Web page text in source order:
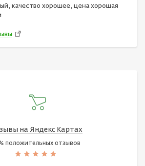
качество хорошее, цена хорошая
на Яндекс Картах
положительных отзывов